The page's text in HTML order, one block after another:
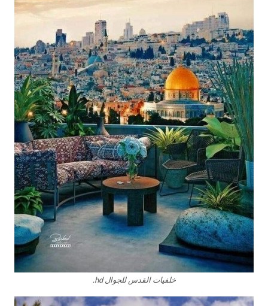
خلفيات القدس للجوال hd.